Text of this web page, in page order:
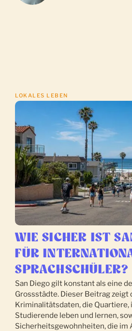
LOKALES LEBEN
WIE SICHER IST
FÜR
SPRACHSCHÜLER?
San Diego gilt konstant als eine
Grossstädte. Dieser Beitrag zeigt
Kriminalitätsdaten, die Quartiere,
Studierende leben und lernen,
Sicherheitsgewohnheiten, die im